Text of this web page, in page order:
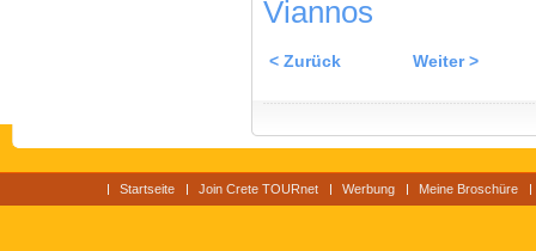
Viannos
< Zurück Weiter >
Startseite Join Crete TOURnet Werbung Meine Broschüre